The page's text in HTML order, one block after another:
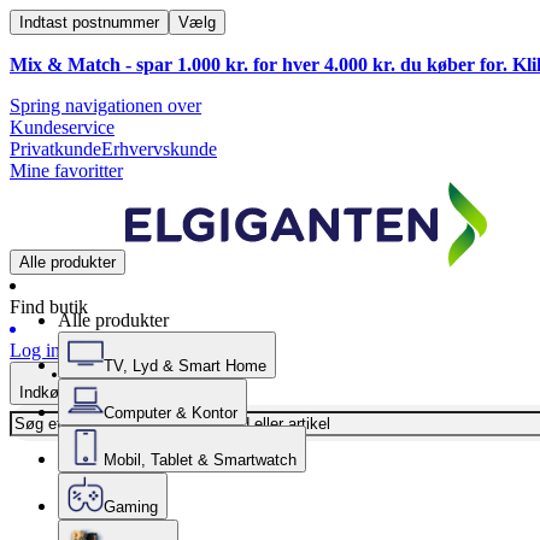
Indtast postnummer Vælg
Mix & Match - spar 1.000 kr. for hver 4.000 kr. du køber for.
Spring navigationen over
Kundeservice
PrivatkundeErhvervskunde
Mine favoritter
Alle produkter
Find butik
Log ind
Indkøbskurv
Alle produkter
TV, Lyd & Smart Home
Computer & Kontor
Mobil, Tablet & Smartwatch
Gaming